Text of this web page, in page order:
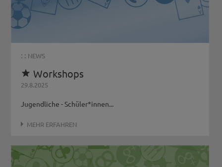
: : NEWS
 Workshops
29.8.2025
Jugendliche - Schüler*innen...
MEHR ERFAHREN